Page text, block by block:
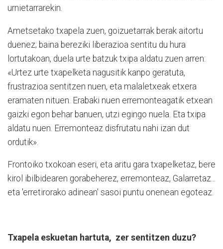
urnietarrarekin.
Ametsetako txapela zuen, goizuetarrak berak aitortu
duenez; baina bereziki liberazioa sentitu du hura
lortutakoan, duela urte batzuk txipa aldatu zuen arren:
«Urtez urte txapelketa nagusitik kanpo geratuta,
frustrazioa sentitzen nuen, eta malaletxeak etxera
eramaten nituen. Erabaki nuen erremonteagatik etxean
gaizki egon behar banuen, utzi egingo nuela. Eta txipa
aldatu nu­en. Erremonteaz disfrutatu nahi izan dut
ordutik».
Frontoiko txokoan eseri, eta aritu gara txapelketaz, bere
kirol ibilbidearen gorabeherez, erre­monteaz, Galarretaz...
eta 'erreti­rorako adinean' sasoi puntu onenean egoteaz.
Txapela eskuetan hartuta, zer sentitzen duzu?